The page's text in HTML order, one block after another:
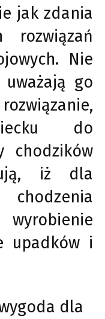
jak zdania
Nie
go
do
chodzików
iż dla
chodzenia
upadków i
dla